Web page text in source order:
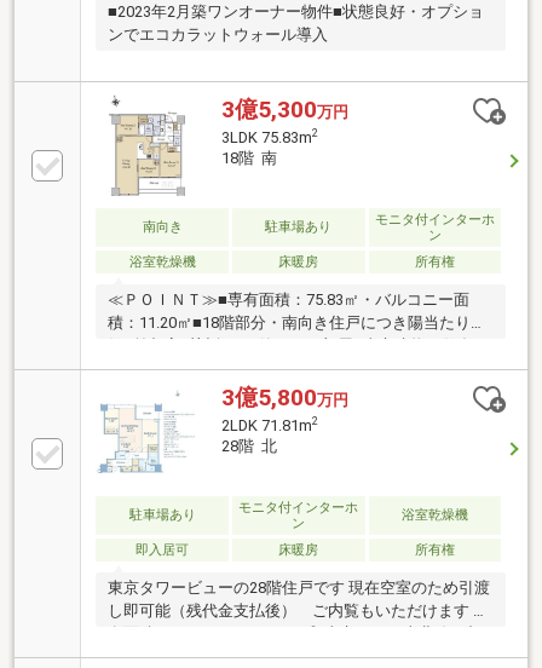
■2023年2月築ワンオーナー物件■状態良好・オプショ
ンでエコカラットウォール導入
3億5,300万円
3LDK 75.83m2
18階 南
南向き 駐車場あり
モニタ付インターホ
ン
浴室乾燥機
床暖房 所有権
≪ＰＯＩＮＴ≫■専有面積：75.83㎡・バルコニー面
積：11.20㎡■18階部分・南向き住戸につき陽当たり良
好■首都高反対向きの静かなお部屋■東京建物・住友不
動産・野村不動産 他2社 旧分譲■大林・長谷工建設共
同企業体 施工■2023年2月完成■管理員：日勤■総戸
数：1247戸■SRC造 45階地下1階建 ■宅配ボックス有
■内廊下設計■各階ゴミ置き場有（※粗大ごみは除く）■
フロントサービス（一部有償）
3億5,800万円
2LDK 71.81m2
28階 北
駐車場あり
モニタ付インターホ
ン
浴室乾燥機
即入居可 床暖房 所有権
東京タワービューの28階住戸です 現在空室のため引渡
し即可能（残代金支払後） ご内覧もいただけます 専
有面積71.81m2の2LDKタイプ■東京メトロ南北線・都
営三田線「白金高輪」駅徒歩3分■分譲会社：東京建物